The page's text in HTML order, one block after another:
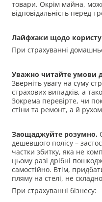
товари. Окрім майна,
відповідальність перед
Лайфхаки щодо
При страхуванні
Уважно читайте умови
Зверніть увагу на суму
страхових випадків, а
Зокрема перевірте, чи
стіни та ремонт, а й
Заощаджуйте розумно.
дешевшого полісу ­–
частки збитку, яка не
цьому разі дрібні
самостійно. Втім,
пляму на стелі, не
При страхуванні бізнесу: